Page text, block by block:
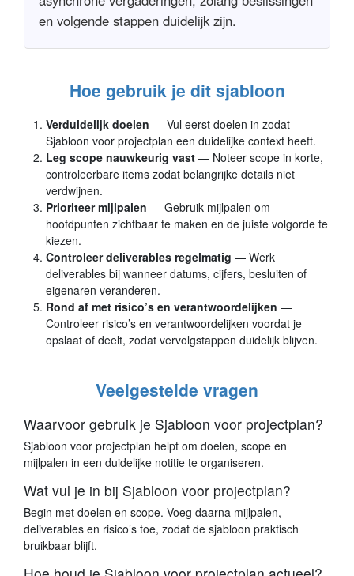
en volgende stappen duidelijk zijn.
Hoe gebruik je dit sjabloon
Verduidelijk doelen — Vul eerst doelen in zodat
Sjabloon voor projectplan een duidelijke context heeft.
Leg scope nauwkeurig vast — Noteer scope in korte,
controleerbare items zodat belangrijke details niet
verdwijnen.
Prioriteer mijlpalen — Gebruik mijlpalen om
hoofdpunten zichtbaar te maken en de juiste volgorde te
kiezen.
Controleer deliverables regelmatig — Werk
deliverables bij wanneer datums, cijfers, besluiten of
eigenaren veranderen.
Rond af met risico’s en verantwoordelijken —
Controleer risico’s en verantwoordelijken voordat je
opslaat of deelt, zodat vervolgstappen duidelijk blijven.
Veelgestelde vragen
Waarvoor gebruik je Sjabloon voor projectplan?
Sjabloon voor projectplan helpt om doelen, scope en
mijlpalen in een duidelijke notitie te organiseren.
Wat vul je in bij Sjabloon voor projectplan?
Begin met doelen en scope. Voeg daarna mijlpalen,
deliverables en risico’s toe, zodat de sjabloon praktisch
bruikbaar blijft.